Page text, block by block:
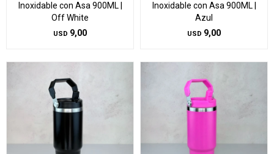
Inoxidable con Asa 900ML |
Off White
USD 9,00
Inoxidable con Asa 900ML |
Azul
USD 9,00